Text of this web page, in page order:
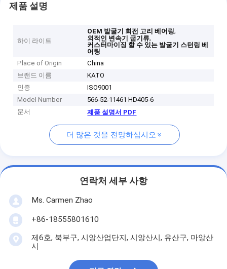
제품 설명
하이 라이트
OEM 발굴기 회전 고리 베어링,
외적인 변속기 굽기류,
커스터마이징 할 수 있는 발굴기 스턴링 베
어링
Place of Origin
China
브랜드 이름
KATO
인증
ISO9001
Model Number
566-52-11461 HD405-6
문서
제품 설명서 PDF
더 많은 것을 전망하십시오
연락처 세부 사항
Ms. Carmen Zhao
+86-18555801610
제6호, 북부구, 시앙산업단지, 시앙산시, 유산구, 마앙산
시